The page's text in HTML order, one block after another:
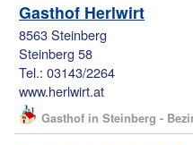
Gasthof Herlwirt
8563 Steinberg
Steinberg 58
Tel.: 03143/2264
www.herlwirt.at
Gasthof in Steinberg -